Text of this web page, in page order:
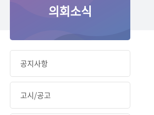
의회소식
공지사항
고시/공고